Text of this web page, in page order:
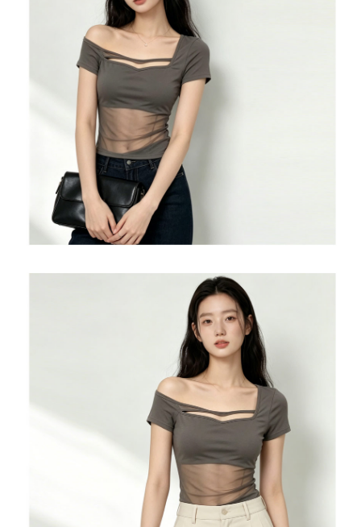
１．透過由恩沛科技股份有限公司提供之「AFTEE先享後付」服務完成之交
易，需依本服務之必要範圍內提供個人資料，並將交易相關給付款項請求債
權轉讓予恩沛科技股份有限公司。
２．關於個人資料處理事宜，請瀏覽以下網址：
https://aftee.tw/terms/#terms3
３．未成年的使用者請事先徵得法定代理人或監護人之同意方可使用
「AFTEE先享後付」，若未經同意申辦者引起之損失，本公司不負相關責
４．使用「AFTEE先享後付」時，將依據個別帳號之用戶狀況，依本公司即
時審查核予不同之上限額度；若仍有額度不足之情形，本公司將視審查結果
請求用戶進行身份認證。
５．嚴禁一人註冊多個帳號或使用他人資訊註冊。若發現惡意使用之情形，
恩沛科技股份有限公司將有權停止該用戶之使用額度並採取法律行動。
每筆NT$85，滿NT$799(含以上)免運費